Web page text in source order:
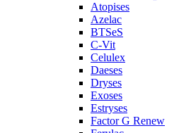
Atopises
Azelac
BTSeS
C‑Vit
Celulex
Daeses
Dryses
Exoses
Estryses
Factor G Renew